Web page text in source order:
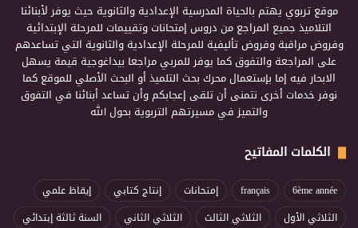
موقع تربوي يهتم بالحياة المدرسية الإعدادية والثانوية حيث يوفر لأبنائنا
التلاميذ جميع المراجع من دروس إمتحانات وتقييمات للمرحلة الإبتدائية
وفروض مراقبة وفروض تأليفية للمرحلة الإعدادية والثانوية التي تساعدهم
على المراجعة والتفوق كما يوفر للمربي مراجعا بيداغوجية قيمة يسهل
الابحار فيه إما بإستعمال محرك بحث التلميذ أو البحث الأصلي للموقع كما
نوفر خدمات أخرى نتمنى أن تلقى إعجابكم وأن تساعد أبنائنا في التفوق
والتميز في مسيرتهم التربوية بحول الله
الكلمات المفاتيح
6ème année
français إمتحانات إنتاج كتابي
إيقاظ علمي
الثلاثي الأول
الثلاثي الثالث الثلاثي الثاني
السنة ثالثة إبتدائي